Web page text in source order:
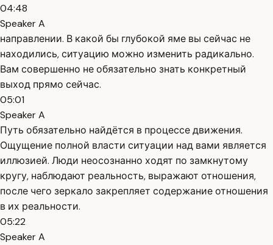
04:48
Speaker A
направлении. В какой бы глубокой яме вы сейчас не
находились, ситуацию можно изменить радикально.
Вам совершенно не обязательно знать конкретный
выход прямо сейчас.
05:01
Speaker A
Путь обязательно найдётся в процессе движения.
Ощущение полной власти ситуации над вами является
иллюзией. Люди неосознанно ходят по замкнутому
кругу, наблюдают реальность, выражают отношения,
после чего зеркало закрепляет содержание отношения
в их реальности.
05:22
Speaker A